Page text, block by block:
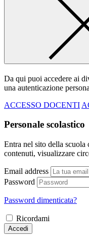
Da qui puoi accedere ai
una autenticazione
ACCESSO DOCENTI
Personale scolastico
Entra nel sito della scuola
contenuti, visualizzare
Email address
Password
Password dimenticata?
Ricordami
Accedi